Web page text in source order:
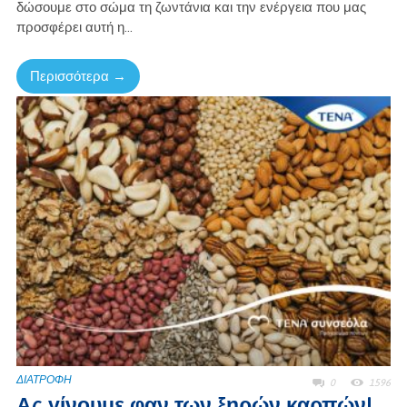
δώσουμε στο σώμα τη ζωντάνια και την ενέργεια που μας
προσφέρει αυτή η...
Περισσότερα →
ΔΙΑΤΡΟΦΗ 0 1596